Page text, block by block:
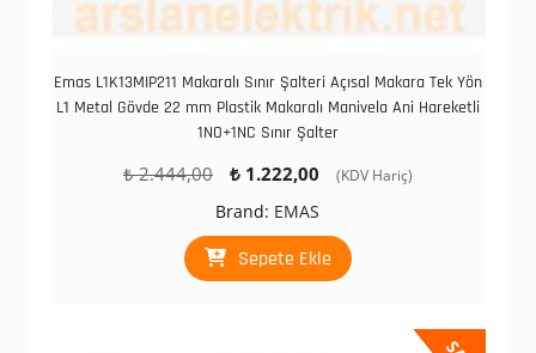
Emas L1K13MIP211 Makaralı Sınır Şalteri Açısal Makara Tek Yön
L1 Metal Gövde 22 mm Plastik Makaralı Manivela Ani Hareketli
1NO+1NC Sınır Şalter
₺2.444,00
Orijinal
₺ 2.444,00.
₺1.222,00
Şu
₺ 1.222,00.
(KDV Hariç)
Brand: EMAS
Sepete Ekle